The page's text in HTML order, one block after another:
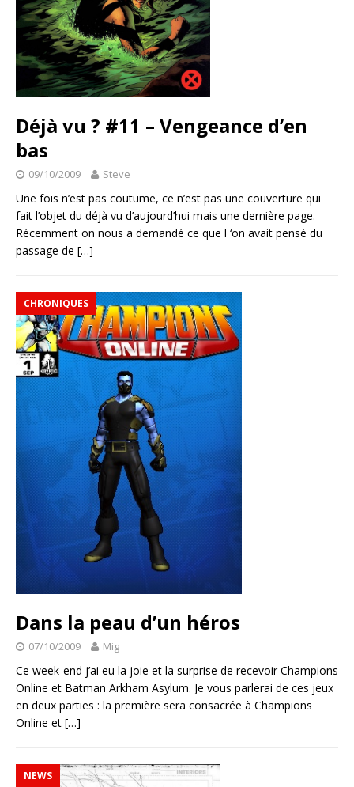
Déjà vu ? #11 – Vengeance d’en
bas
09/10/2009 Steve
Une fois n’est pas coutume, ce n’est pas une couverture qui
fait l’objet du déjà vu d’aujourd’hui mais une dernière page.
Récemment on nous a demandé ce que l ‘on avait pensé du
passage de […]
CHRONIQUES
Dans la peau d’un héros
07/10/2009 Mig
Ce week-end j’ai eu la joie et la surprise de recevoir Champions
Online et Batman Arkham Asylum. Je vous parlerai de ces jeux
en deux parties : la première sera consacrée à Champions
Online et […]
NEWS